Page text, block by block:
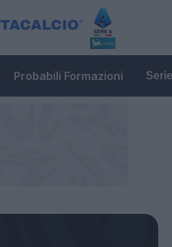
Probabili Formazioni